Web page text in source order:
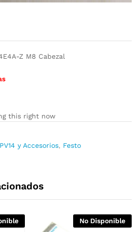
Z M8 Cabezal
this right now
y Accesorios, Festo
No Disponible